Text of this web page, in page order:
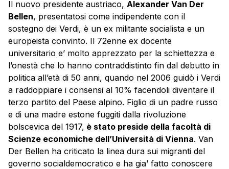
Il nuovo presidente austriaco, Alexander Van Der
Bellen, presentatosi come indipendente con il
sostegno dei Verdi, è un ex militante socialista e un
europeista convinto. Il 72enne ex docente
universitario e’ molto apprezzato per la schiettezza e
l’onestà che lo hanno contraddistinto fin dal debutto in
politica all’età di 50 anni, quando nel 2006 guidò i Verdi
a raddoppiare i consensi al 10% facendoli diventare il
terzo partito del Paese alpino. Figlio di un padre russo
e di una madre estone fuggiti dalla rivoluzione
bolscevica del 1917, è stato preside della facoltà di
Scienze economiche dell’Università di Vienna. Van
Der Bellen ha criticato la linea dura sui migranti del
governo socialdemocratico e ha gia’ fatto conoscere